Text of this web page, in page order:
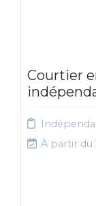
Courtier
À partir du